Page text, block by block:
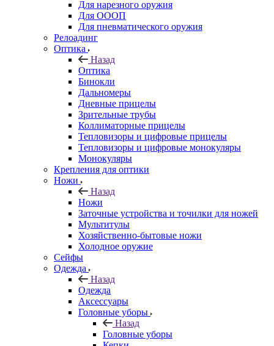
Для нарезного оружия
Для ОООП
Для пневматического оружия
Релоадинг
Оптика
Назад
Оптика
Бинокли
Дальномеры
Дневные прицелы
Зрительные трубы
Коллиматорные прицелы
Тепловизоры и цифровые прицелы
Тепловизоры и цифровые монокуляры
Монокуляры
Крепления для оптики
Ножи
Назад
Ножи
Заточные устройства и точилки для ножей
Мультитулы
Хозяйственно-бытовые ножи
Холодное оружие
Сейфы
Одежда
Назад
Одежда
Аксессуары
Головные уборы
Назад
Головные уборы